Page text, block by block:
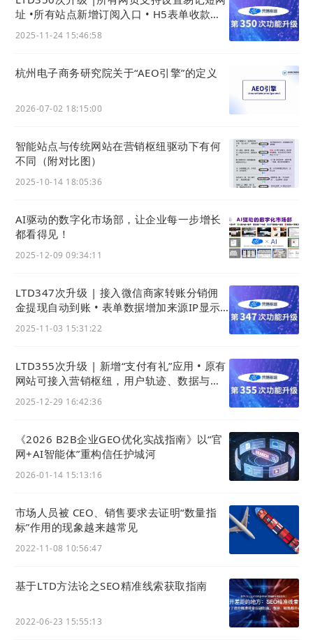
App 2.0界面，强化新一代官网的会营销、能来客户，手
2021年3月，公司产品服务命名更改为“官微中心与官微
2021年4月，LTD官网访客突破100万
联合8位企业商家，一起实践官网电商带货，活动促销新
模式，GMV达百万
2021年11月，联合杭州电子商务研究院发布《LTD方法
2021年12月，入选“2021中国产业互联网技术赋能奖”
2021年12月，参与助力“专精特新与小巨人”企业数字化
升级
2022年2月，发起主办中国首届客户节（首届22客户
节）
2022年6月，LTD联合杭州电子商务研究院发布中国
2022年7月，参与产教融合《创业实践模拟》课程教学
改革，供软件平台技术服务
2022年8月，与团中央的“振兴杯”项目，携手合作第四年
锋”
2022年11月，营销枢纽迎来了第200次功能迭代，新增
18种解决方案与系统应用、1
1项各类优化，更丰富的
数字化官网运营能力; 更快速稳定的云服务能力
2023年2月，与浙江工商大学共建数智商业联合实验室
2023年4月，再度荣获“2023中国工业数字化赋能奖先
2023年8月，LTD与杭州商务局系统签订战略合作协议:
荣获“2023亚太杰出营销数字
址 •所有站点新增订阅入口 • H5表单收款支
2025-11-24 15:46:58
杭州电子商务研究院关于“AEO引擎”的定义
2026-07-02 18:15:00
智能站点与传统网站在营销枢纽驱动下有何
不同（附对比图）
2025-10-14 18:05:36
AI驱动的数字化市场部，让企业每一步增长
都看得见！
2025-12-09 09:34:11
LTD347次升级 | 接入微信商家转账分销佣
金提现自动到账 • 表单数据增加来源IP显示 •
2025-11-03 15:31:22
LTD355次升级 | 新增“支付有礼”应用 • 原有
网站可接入营销枢纽，用户轨迹、数据与线
2025-12-29 16:42:36
《2026 B2B企业GEO优化实战指南》以“官
网+AI智能体”重构信任护城河
2026-01-14 15:13:16
市场人员被 CEO、销售要求去证明“数量指
标”作用的现象越来越常见
2022-11-08 10:56:47
基于LTD方法论之SEO精准线索获取指南
2022-06-23 15:55:13